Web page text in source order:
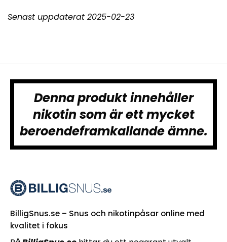
Senast uppdaterat 2025-02-23
Denna produkt innehåller
nikotin som är ett mycket
beroendeframkallande ämne.
BilligSnus.se – Snus och nikotinpåsar online med
kvalitet i fokus